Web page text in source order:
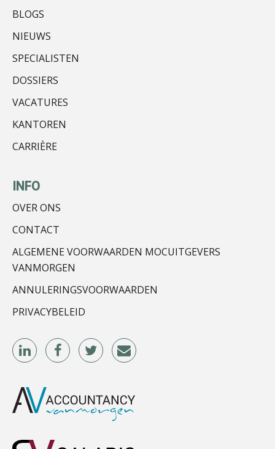
Martijn Bedaux
BLOGS
NIEUWS
SPECIALISTEN
DOSSIERS
VACATURES
KANTOREN
CARRIÈRE
INFO
OVER ONS
CONTACT
ALGEMENE VOORWAARDEN MOCUITGEVERS
VANMORGEN
ANNULERINGSVOORWAARDEN
PRIVACYBELEID